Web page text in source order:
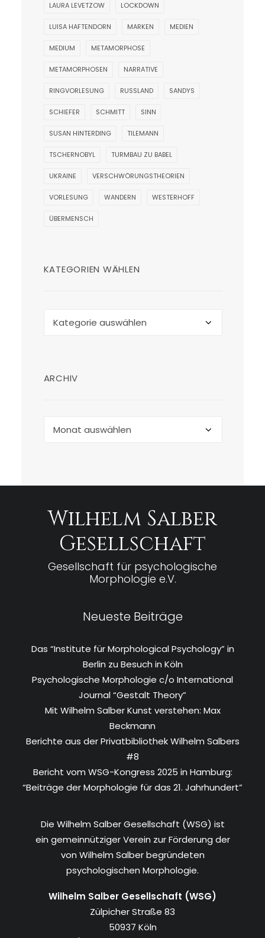
LAURA LEVETZOW LOCKDOWN
LUISA HAFTENDORN MARKEN MEDIEN
MEDIUM METAMORPHOSE
METAMORPHOSEN NARRATIVE
RINGVORLESUNG RUSSLAND SANDYS
SCHIEFER SCHMITT SINN
SUSAN HINTERDING TILEMANN
TSCHERNOBYL TURMBAU ZU BABEL
UKRAINE VERSCHWÖRUNGSTHEORIEN
VORLESUNG WANDERN WESTERHOFF
ÜBERMENSCH
KATEGORIEN WÄHLEN
ARCHIV
Wilhelm Salber
Gesellschaft
Gesellschaft für psychologische
Morphologie e.V.
Neueste Beiträge
Das “Institute für Morphological Psychology” in
Berlin zu Besuch in Köln
Psychologische Morphologie c/o International
Journal “Gestalt Theory”
Mit Wilhelm Salber Kunst verstehen: Max
Beckmann
Berichte aus der Privatbibliothek Wilhelm Salbers
#8
Bericht vom WSG-Kongress 2025 in Hamburg:
“Beiträge der Morphologie für das 21. Jahrhundert”
Die Wilhelm Salber Gesellschaft (WSG) ist
ein gemeinnütziger Verein zur Förderung der
von Wilhelm Salber begründeten
psychologischen Morphologie.
Wilhelm Salber Gesellschaft (WSG)
Zülpicher Straße 83
50937 Köln